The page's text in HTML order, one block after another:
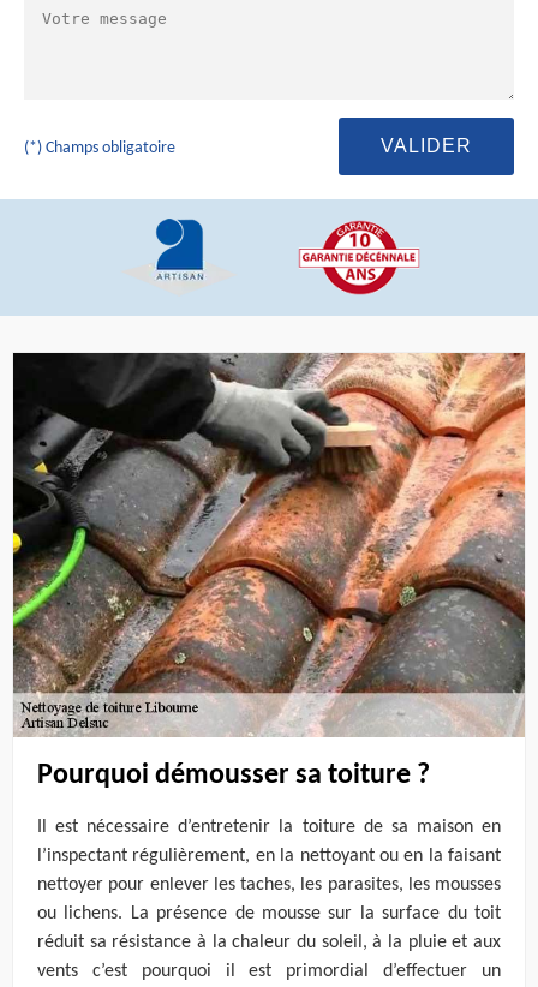
(*) Champs obligatoire
Pourquoi démousser sa toiture ?
Il est nécessaire d’entretenir la toiture de sa maison en
l’inspectant régulièrement, en la nettoyant ou en la faisant
nettoyer pour enlever les taches, les parasites, les mousses
ou lichens. La présence de mousse sur la surface du toit
réduit sa résistance à la chaleur du soleil, à la pluie et aux
vents c’est pourquoi il est primordial d’effectuer un